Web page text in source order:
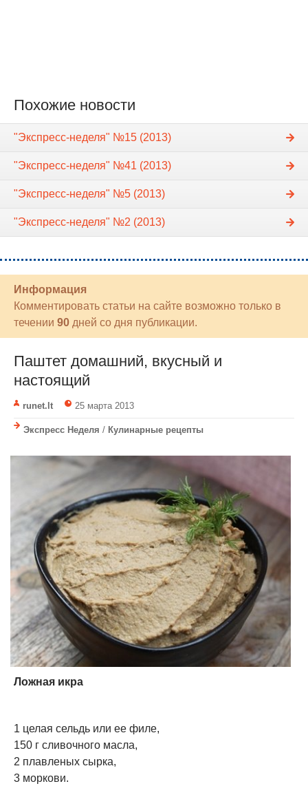
Похожие новости
"Экспресс-неделя" №15 (2013)
"Экспресс-неделя" №41 (2013)
"Экспресс-неделя" №5 (2013)
"Экспресс-неделя" №2 (2013)
Информация
Комментировать статьи на сайте возможно только в
течении 90 дней со дня публикации.
Паштет домашний, вкусный и
настоящий
runet.lt 25 марта 2013
Экспресс Неделя / Кулинарные рецепты
Ложная икра
1 целая сельдь или ее филе,
150 г сливочного масла,
2 плавленых сырка,
3 моркови.